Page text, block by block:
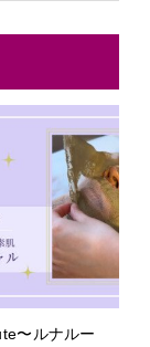
〜ルナルー